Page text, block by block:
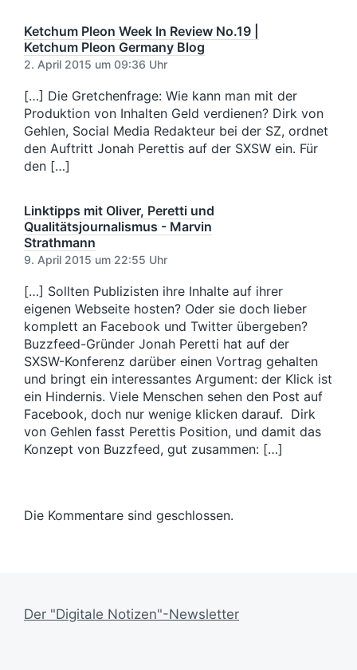
Ketchum Pleon Week In Review No.19 |
Ketchum Pleon Germany Blog
2. April 2015 um 09:36 Uhr
[…] Die Gretchenfrage: Wie kann man mit der
Produktion von Inhalten Geld verdienen? Dirk von
Gehlen, Social Media Redakteur bei der SZ, ordnet
den Auftritt Jonah Perettis auf der SXSW ein. Für
den […]
Linktipps mit Oliver, Peretti und
Qualitätsjournalismus - Marvin
Strathmann
9. April 2015 um 22:55 Uhr
[…] Sollten Publizisten ihre Inhalte auf ihrer
eigenen Webseite hosten? Oder sie doch lieber
komplett an Facebook und Twitter übergeben?
Buzzfeed-Gründer Jonah Peretti hat auf der
SXSW-Konferenz darüber einen Vortrag gehalten
und bringt ein interessantes Argument: der Klick ist
ein Hindernis. Viele Menschen sehen den Post auf
Facebook, doch nur wenige klicken darauf. Dirk
von Gehlen fasst Perettis Position, und damit das
Konzept von Buzzfeed, gut zusammen: […]
Die Kommentare sind geschlossen.
Der "Digitale Notizen"-Newsletter